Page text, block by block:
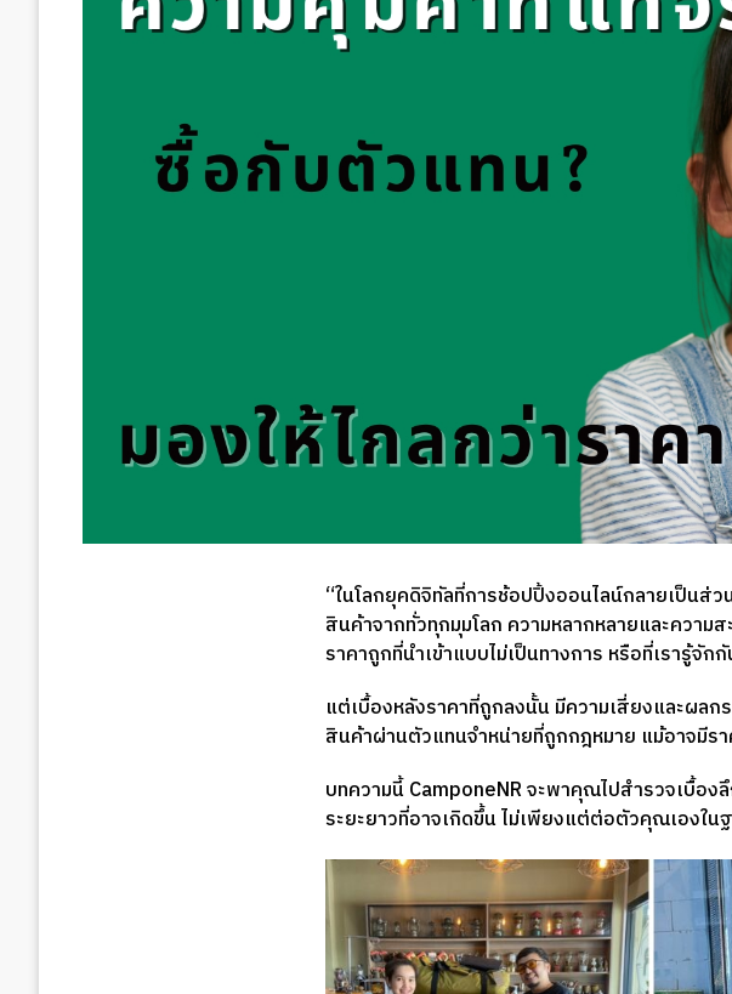
“ในโลกยุคดิจิทัลที่การช้อปปิ้งออนไลน์กลายเป็นส่
สินค้าจากทั่วทุกมุมโลก ความหลากหลายและความ
ราคาถูกที่นำเข้าแบบไม่เป็นทางการ หรือที่เรารู้จักกั
แต่เบื้องหลังราคาที่ถูกลงนั้น มีความเสี่ยงและผล
สินค้าผ่านตัวแทนจำหน่ายที่ถูกกฎหมาย แม้อาจมี
บทความนี้ CamponeNR จะพาคุณไปสำรวจเบื้อ
ระยะยาวที่อาจเกิดขึ้น ไม่เพียงแต่ต่อตัวคุณเองใ